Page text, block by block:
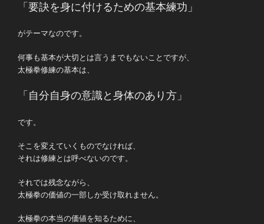
「要訣を身に付けるための基本練功」
がテーマなのです。
何事も基本が大切とは言うまでもないことですが、
太極拳修練の基本は、
「自分自身の意識と身体のあり方」
です。
そこを変えていくものでなければ、
それは修練とは呼べないのです。
それでは残念ながら、
太極拳の価値の一部しか受け取れません。
太極拳の本当の価値を知るために、